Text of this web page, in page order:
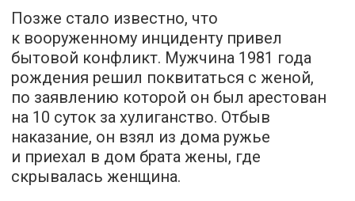
Позже стало известно, что
к вооруженному инциденту привел
бытовой конфликт. Мужчина 1981 года
рождения решил поквитаться с женой,
по заявлению которой он был арестован
на 10 суток за хулиганство. Отбыв
наказание, он взял из дома ружье
и приехал в дом брата жены, где
скрывалась женщина.